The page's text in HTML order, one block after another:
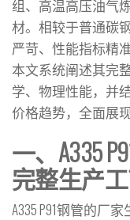
组、高温高压油气
材。相较于普通碳
严苛、性能指标精
本文系统阐述其完
学、物理性能，并
价格趋势，全面展
一、A335
完整生产
A335 P91钢管的厂